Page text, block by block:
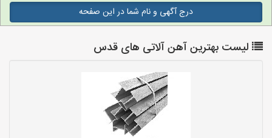
درج آگهی و نام شما در این صفحه
لیست بهترین آهن آلاتی های قدس